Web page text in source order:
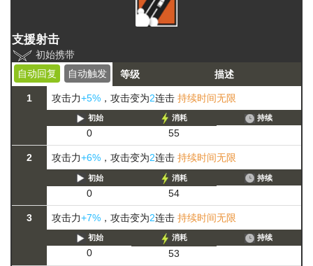
支援射击
初始携带
自动回复
自动触发 等级 描述
1 攻击力+5% ，攻击变为2连击 持续时间无限
初始
0
消耗
55
持续
2 攻击力+6% ，攻击变为2连击 持续时间无限
初始
0
消耗
54
持续
3 攻击力+7% ，攻击变为2连击 持续时间无限
初始
0
消耗
53
持续